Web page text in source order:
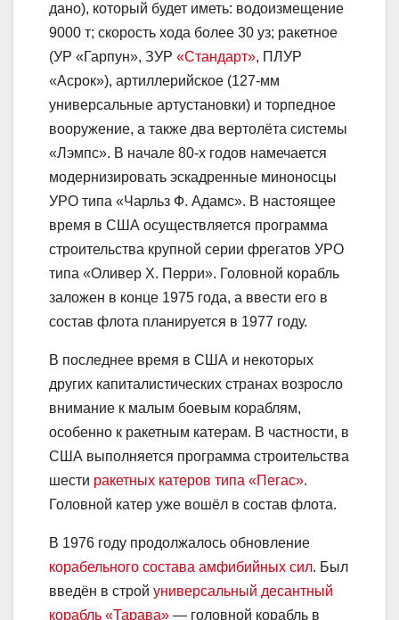
дано), который будет иметь: водоизмещение
9000 т; скорость хода более 30 уз; ракетное
(УР «Гарпун», ЗУР «Стандарт», ПЛУР
«Асрок»), артиллерийское (127-мм
универсальные артустановки) и торпедное
вооружение, а также два вертолёта системы
«Лэмпс». В начале 80-х годов намечается
модернизировать эскадренные миноносцы
УРО типа «Чарльз Ф. Адамс». В настоящее
время в США осуществляется программа
строительства крупной серии фрегатов УРО
типа «Оливер X. Перри». Головной корабль
заложен в конце 1975 года, а ввести его в
состав флота планируется в 1977 году.
В последнее время в США и некоторых
других капиталистических странах возросло
внимание к малым боевым кораблям,
особенно к ракетным катерам. В частности, в
США выполняется программа строительства
шести ракетных катеров типа «Пегас».
Головной катер уже вошёл в состав флота.
В 1976 году продолжалось обновление
корабельного состава амфибийных сил. Был
введён в строй универсальный десантный
корабль «Тарава» — головной корабль в